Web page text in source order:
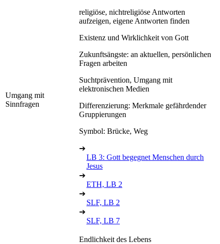
Umgang mit
Sinnfragen
religiöse, nichtreligiöse Antworten
aufzeigen, eigene Antworten finden
Existenz und Wirklichkeit von Gott
Zukunftsängste: an aktuellen, persönlichen
Fragen arbeiten
Suchtprävention, Umgang mit
elektronischen Medien
Differenzierung: Merkmale gefährdender
Gruppierungen
Symbol: Brücke, Weg
➔
LB 3: Gott begegnet Menschen durch
Jesus
➔
ETH, LB 2
➔
SLF, LB 2
➔
SLF, LB 7
Endlichkeit des Lebens